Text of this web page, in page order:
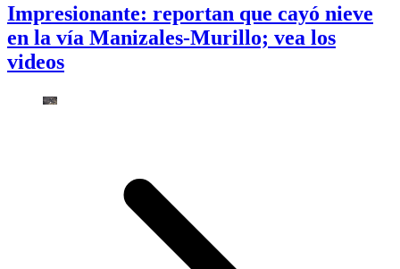
Impresionante: reportan que cayó nieve
en la vía Manizales-Murillo; vea los
videos